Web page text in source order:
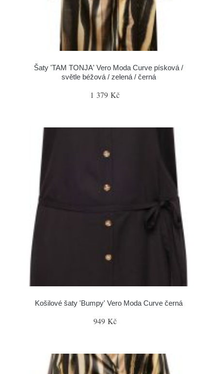
Šaty 'TAM TONJA' Vero Moda Curve písková /
světle béžová / zelená / černá
1 379 Kč
Košilové šaty 'Bumpy' Vero Moda Curve černá
949 Kč